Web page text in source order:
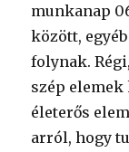
munkanap
között,
folynak.
szép
életerős
arról, hogy